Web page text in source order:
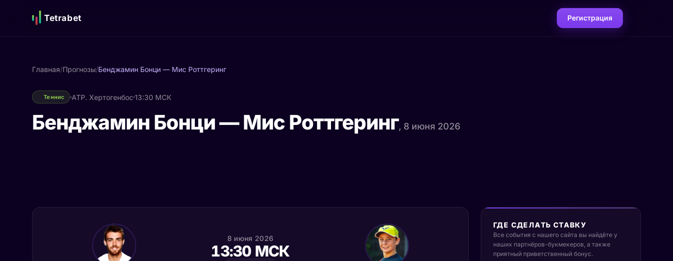
Tetrabet Регистрация
Главная/Прогнозы/Бенджамин Бонци — Мис Роттгеринг
Теннис ATP. Хертогенбос 13:30 МСК
Бенджамин Бонци — Мис Роттгеринг, 8 июня 2026
8 июня 2026
13:30 МСК
ГДЕ СДЕЛАТЬ СТАВКУ
Все события с нашего сайта вы найдёте у
наших партнёров-букмекеров, а также
приятный приветственный бонус.